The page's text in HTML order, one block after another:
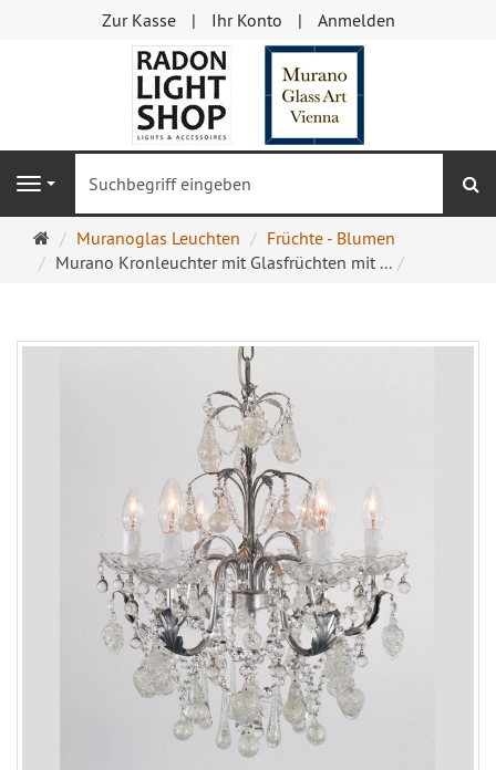
Zur Kasse Ihr Konto Anmelden
Navigation
Startseite
Muranoglas Leuchten
Früchte - Blumen
Murano Kronleuchter mit Glasfrüchten mit ...